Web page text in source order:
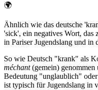
🌍
Ähnlich wie das deutsche
'sick', ein negatives Wort,
in Pariser Jugendslang und
So wie Deutsch "krank" als
méchant(gemein) genommen
Bedeutung "unglaublich"
ist typisch für Jugendslang in